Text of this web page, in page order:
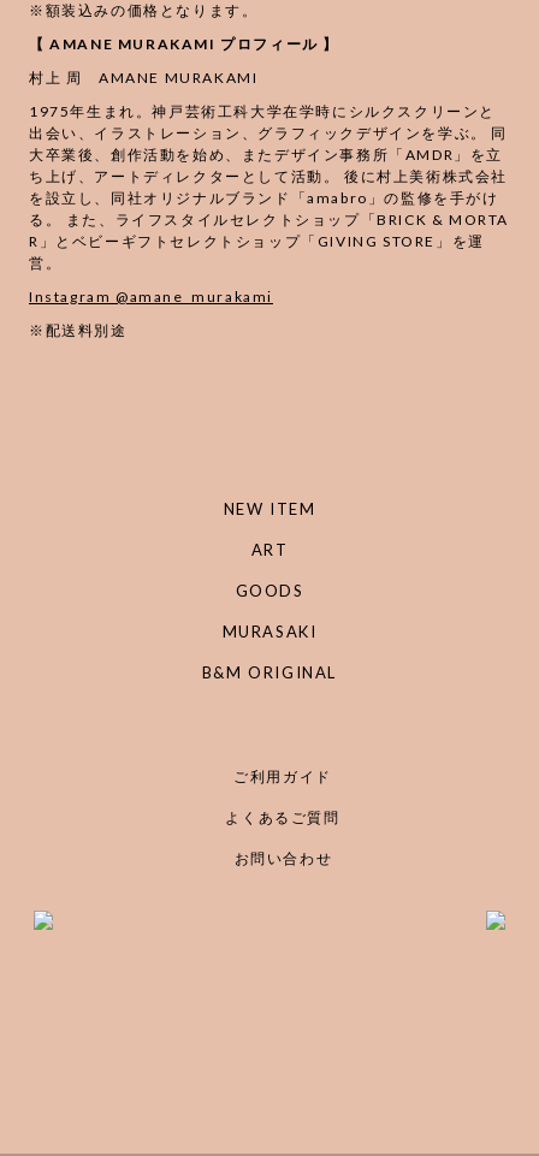
※額装込みの価格となります。
【 AMANE MURAKAMI プロフィール 】
村上 周 AMANE MURAKAMI
1975年生まれ。神戸芸術工科大学在学時にシルクスクリーンと
出会い、イラストレーション、グラフィックデザインを学ぶ。 同
大卒業後、創作活動を始め、またデザイン事務所「AMDR」を立
ち上げ、アートディレクターとして活動。 後に村上美術株式会社
を設立し、同社オリジナルブランド「amabro」の監修を手がけ
る。 また、ライフスタイルセレクトショップ「BRICK & MORTA
R」とベビーギフトセレクトショップ「GIVING STORE」を運
営。
Instagram @amane_murakami
※配送料別途
NEW ITEM
ART
GOODS
MURASAKI
B&M ORIGINAL
ご利用ガイド
よくあるご質問
お問い合わせ